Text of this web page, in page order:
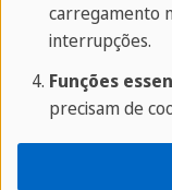
fazer
afirmações
específicas.
Aumenta o
carregamento
interrupções.
Funções
precisam de